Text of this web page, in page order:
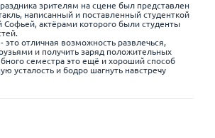
зрителям на сцене был представлен
написанный и поставленный студенткой
актёрами которого были студенты
это отличная возможность развлечься,
и получить заряд положительных
семестра это ещё и хороший способ
усталость и бодро шагнуть навстречу